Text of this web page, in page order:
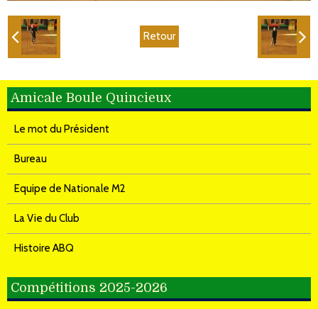
Retour
Amicale Boule Quincieux
Le mot du Président
Bureau
Equipe de Nationale M2
La Vie du Club
Histoire ABQ
Compétitions 2025-2026